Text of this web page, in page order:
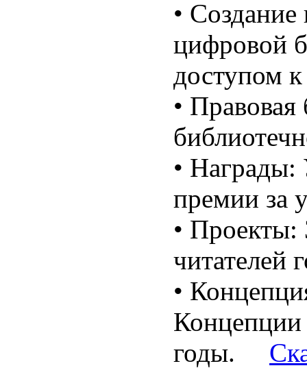
• Создание
цифровой
доступом
• Правовая
• Награды:
премии за
• Проекты:
читателей
•
годы.